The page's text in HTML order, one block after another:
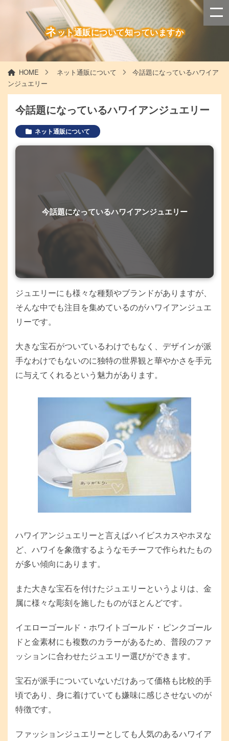
ネット通販について知っていますか
HOME ネット通販について
今話題になっているハワイア
ンジュエリー
今話題になっているハワイアンジュエリー
ネット通販について
今話題になっているハワイアンジュエリー
ジュエリーにも様々な種類やブランドがありますが、
そんな中でも注目を集めているのがハワイアンジュエ
リーです。
大きな宝石がついているわけでもなく、デザインが派
手なわけでもないのに独特の世界観と華やかさを手元
に与えてくれるという魅力があります。
ハワイアンジュエリーと言えばハイビスカスやホヌな
ど、ハワイを象徴するようなモチーフで作られたもの
が多い傾向にあります。
また大きな宝石を付けたジュエリーというよりは、金
属に様々な彫刻を施したものがほとんどです。
イエローゴールド・ホワイトゴールド・ピンクゴール
ドと金素材にも複数のカラーがあるため、普段のファ
ッションに合わせたジュエリー選びができます。
宝石が派手についていないだけあって価格も比較的手
頃であり、身に着けていても嫌味に感じさせないのが
特徴です。
ファッションジュエリーとしても人気のあるハワイア